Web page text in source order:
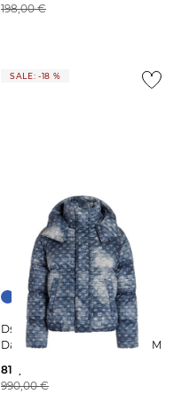
198,00 €
SALE: -18 %
Dsquared2 | Herren
Daunenjacke D2 MONOGRAM
813,35 €
990,00 €